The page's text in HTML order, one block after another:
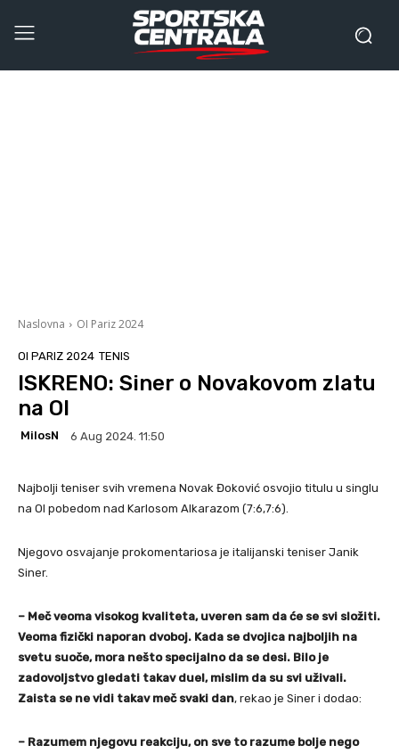
Naslovna OI Pariz 2024
OI PARIZ 2024 TENIS
ISKRENO: Siner o Novakovom zlatu
na OI
MilosN 6 Aug 2024. 11:50
Najbolji teniser svih vremena Novak Đoković osvojio titulu u singlu
na OI pobedom nad Karlosom Alkarazom (7:6,7:6).
Njegovo osvajanje prokomentariosa je italijanski teniser Janik
Siner.
– Meč veoma visokog kvaliteta, uveren sam da će se svi složiti.
Veoma fizički naporan dvoboj. Kada se dvojica najboljih na
svetu suoče, mora nešto specijalno da se desi. Bilo je
zadovoljstvo gledati takav duel, mislim da su svi uživali.
Zaista se ne vidi takav meč svaki dan, rekao je Siner i dodao:
– Razumem njegovu reakciju, on sve to razume bolje nego